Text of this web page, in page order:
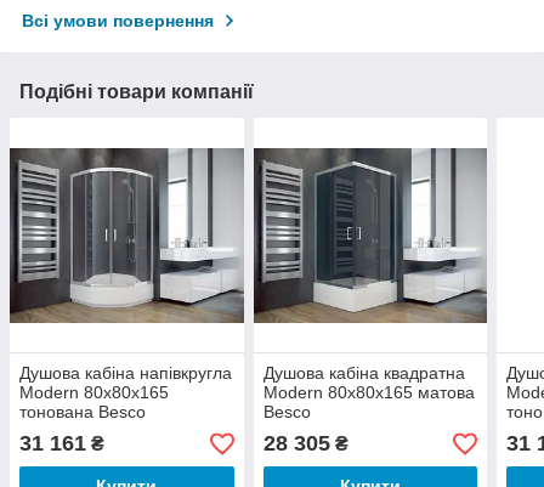
Всі умови повернення
Подібні товари компанії
Душова кабіна напівкругла
Modern 80x80x165
тонована Besco
31 161 ₴
Душова кабіна квадратна
Modern 80x80x165 матова
Besco
28 305₴ 31